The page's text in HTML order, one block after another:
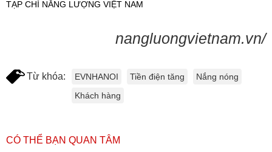
TẠP CHÍ NĂNG LƯỢNG VIỆT NAM
nangluongvietnam.vn/
Từ khóa: EVNHANOI Tiền điện tăng
Nắng nóng
Khách hàng
CÓ THỂ BẠN QUAN TÂM